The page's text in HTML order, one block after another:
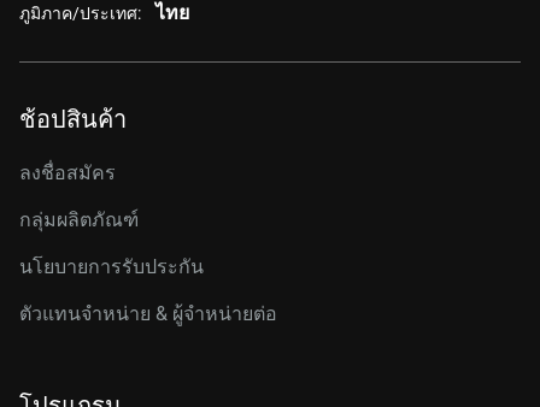
ภูมิภาค/ประเทศ: ไทย
ช้อปสินค้า
ลงชื่อสมัคร
กลุ่มผลิตภัณฑ์
นโยบายการรับประกัน
ตัวแทนจำหน่าย & ผู้จำหน่ายต่อ